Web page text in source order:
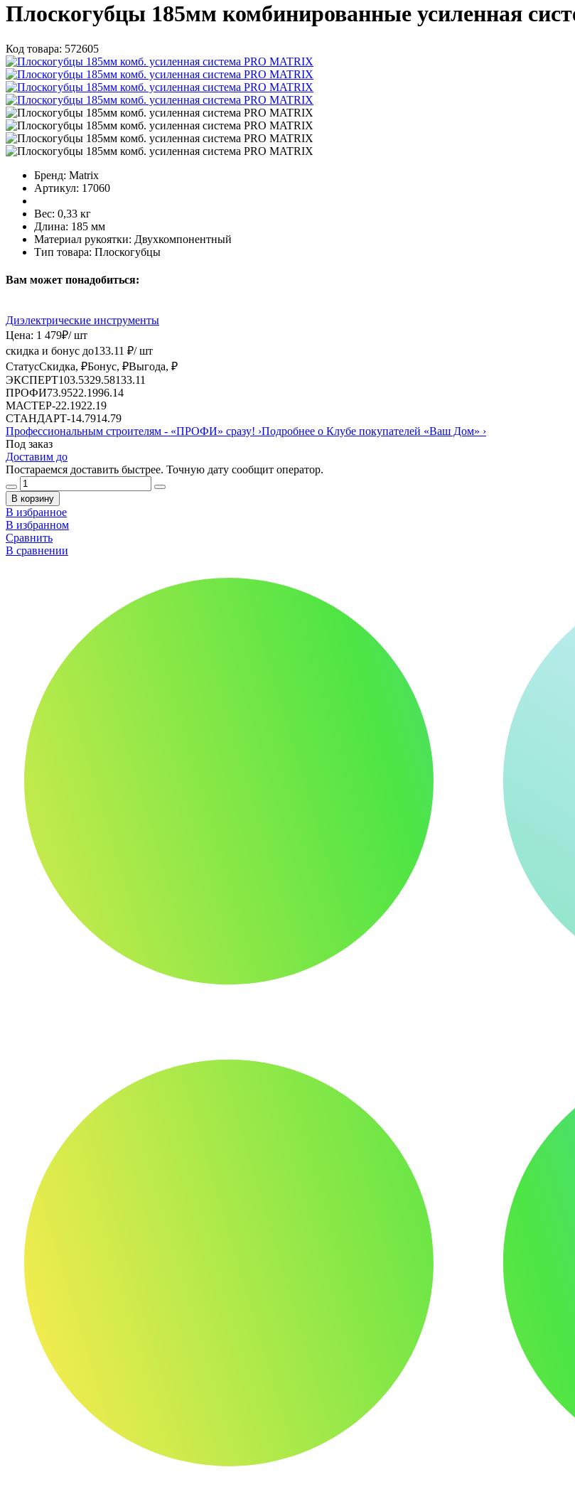
Плоскогубцы 185мм комбинированные усиленная
Код товара: 572605
Бренд: Matrix
Артикул: 17060
Вес: 0,33 кг
Длина: 185 мм
Материал рукоятки: Двухкомпонентный
Тип товара: Плоскогубцы
Вам может понадобиться:
Диэлектрические инструменты
Цена: 1 479₽/ шт
скидка и бонус до133.11 ₽/ шт
СтатусСкидка, ₽Бонус, ₽Выгода, ₽
ЭКСПЕРТ103.5329.58133.11
ПРОФИ73.9522.1996.14
МАСТЕР-22.1922.19
СТАНДАРТ-14.7914.79
Профессиональным строителям - «ПРОФИ» сразу! ›Подробнее о Клубе покупателей «Ваш Дом» ›
Под заказ
Доставим до
Постараемся доставить быстрее. Точную дату сообщит оператор.
В корзину
В избранное
В избранном
Сравнить
В сравнении